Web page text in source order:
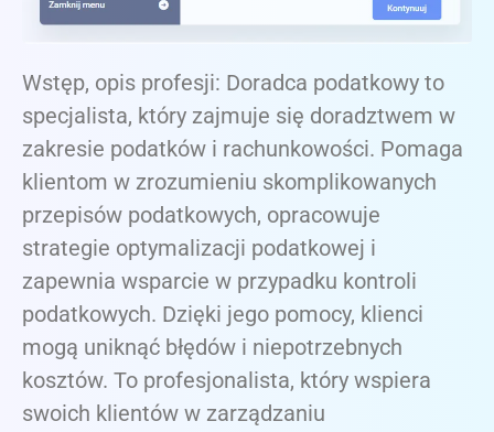
Wstęp, opis profesji: Doradca podatkowy to
specjalista, który zajmuje się doradztwem w
zakresie podatków i rachunkowości. Pomaga
klientom w zrozumieniu skomplikowanych
przepisów podatkowych, opracowuje
strategie optymalizacji podatkowej i
zapewnia wsparcie w przypadku kontroli
podatkowych. Dzięki jego pomocy, klienci
mogą uniknąć błędów i niepotrzebnych
kosztów. To profesjonalista, który wspiera
swoich klientów w zarządzaniu